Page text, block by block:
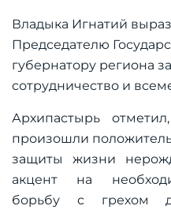
Владыка Игнатий
Председателю
губернатору региона
сотрудничество и
Архипастырь
произошли
защиты жизни
акцент на
борьбу с грехом